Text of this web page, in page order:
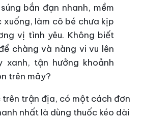
bắn đạn nhanh, mềm
xuống, làm cô bé chưa kịp
vị tình yêu. Không biết
chàng và nàng vi vu lên
xanh, tận hưởng khoảnh
trên mây?
trận địa, có một cách đơn
nhất là dùng thuốc kéo dài